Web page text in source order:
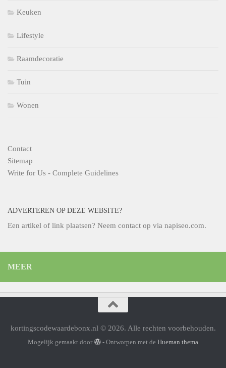
Keuken
Lifestyle
Raamdecoratie
Tuin
Wonen
Contact
Sitemap
Write for Us - Complete Guidelines
ADVERTEREN OP DEZE WEBSITE?
Een artikel of link plaatsen? Neem contact op via napiseo.com.
MEER
kortingscodewaardebonx.nl © 2026. Alle rechten voorbehouden.
Mogelijk gemaakt door - Ontworpen met de Hueman thema